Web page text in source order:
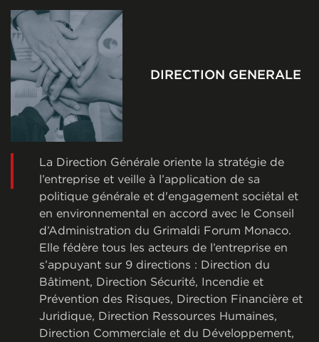
DIRECTION GENERALE
La Direction Générale oriente la stratégie de
l’entreprise et veille à l’application de sa
politique générale et d'engagement sociétal et
en environnemental en accord avec le Conseil
d’Administration du Grimaldi Forum Monaco.
Elle fédère tous les acteurs de l’entreprise en
s’appuyant sur 9 directions : Direction du
Bâtiment, Direction Sécurité, Incendie et
Prévention des Risques, Direction Financière et
Juridique, Direction Ressources Humaines,
Direction Commerciale et du Développement,